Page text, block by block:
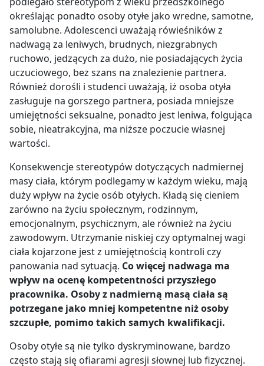
określając ponadto osoby otyłe jako wredne, samotne,
samolubne. Adolescenci uważają rówieśników z
nadwagą za leniwych, brudnych, niezgrabnych
ruchowo, jedzących za dużo, nie posiadających życia
uczuciowego, bez szans na znalezienie partnera.
Również dorośli i studenci uważają, iż osoba otyła
zasługuje na gorszego partnera, posiada mniejsze
umiejętności seksualne, ponadto jest leniwa, folgująca
sobie, nieatrakcyjna, ma niższe poczucie własnej
wartości.
Konsekwencje stereotypów dotyczących nadmiernej
masy ciała, którym podlegamy w każdym wieku, mają
duży wpływ na życie osób otyłych. Kładą się cieniem
zarówno na życiu społecznym, rodzinnym,
emocjonalnym, psychicznym, ale również na życiu
zawodowym. Utrzymanie niskiej czy optymalnej wagi
ciała kojarzone jest z umiejętnością kontroli czy
panowania nad sytuacją. Co więcej nadwaga ma
wpływ na ocenę kompetentności przyszłego
pracownika. Osoby z nadmierną masą ciała są
potrzegane jako mniej kompetentne niż osoby
szczupłe, pomimo takich samych kwalifikacji.
Osoby otyłe są nie tylko dyskryminowane, bardzo
często stają się ofiarami agresji słownej lub fizycznej.